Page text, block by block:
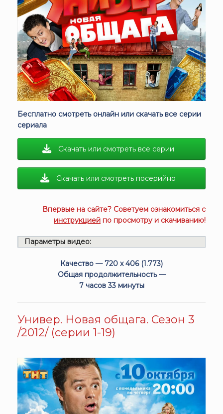
Бесплатно смотреть онлайн или скачать все серии
сериала
Скачать или смотреть все серии
Скачать или смотреть посерийно
Впервые на сайте? Советуем ознакомиться с
инструкцией по просмотру и скачиванию!
Параметры видео:
Качество — 720 x 406 (1.773)
Общая продолжительность —
7 часов 33 минуты
Универ. Новая общага. Сезон 3
/2012/ (серии 1-19)